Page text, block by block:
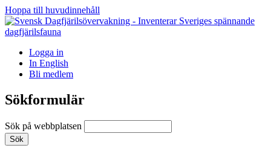
Hoppa till huvudinnehåll
Logga in
In English
Bli medlem
Sökformulär
Sök på webbplatsen